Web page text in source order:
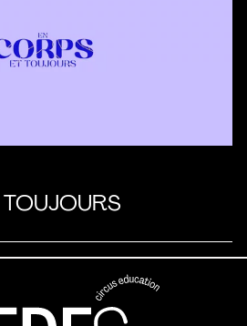
FEDEC - Réseau
professionnelle aux arts du